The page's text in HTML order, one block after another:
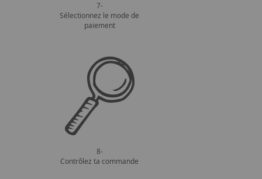
7-
Sélectionnez le mode de
paiement
8-
Contrôlez ta commande